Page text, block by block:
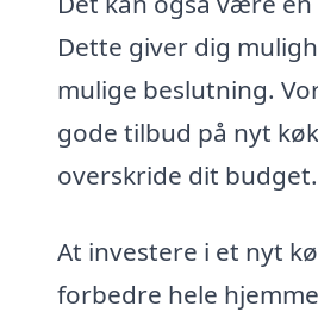
Dette giver dig
mulige beslutning.
gode tilbud på nyt
overskride dit budget.
At investere i et nyt
forbedre hele